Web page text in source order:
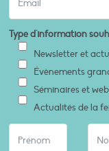
Type d'information
Newsletter et
Évènements
Séminaires et
Actualités de la